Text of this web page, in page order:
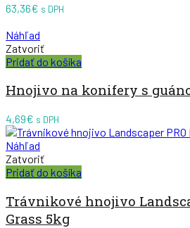
63,36€ s DPH
Náhľad
Zatvoriť
Pridať do košíka
Hnojivo na konifery s
4,69€ s DPH
Náhľad
Zatvoriť
Pridať do košíka
Trávnikové hnojivo
Grass 5kg